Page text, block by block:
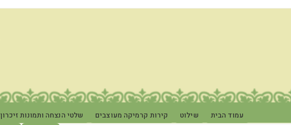
עמוד הבית שילוט קירות קרמיקה מעוצבים שלטי הנצחה ותמונות זיכרון